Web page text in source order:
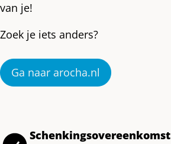
van je!
Zoek je iets anders?
Ga naar arocha.nl
Schenkingsovereenkomst